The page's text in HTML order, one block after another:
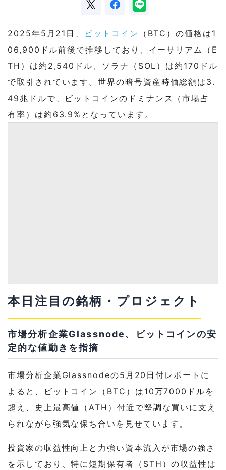
2025年5月21日、 ビットコイン
（BTC）の価格は1
06,900ドル前後で推移しており、イーサリアム（E
TH）は約2,540ドル、ソラナ（SOL）は約170ドル
で取引されています。世界の暗号資産時価総額は3.
49兆ドルで、ビットコインのドミナンス（市場占
有率）は約63.9%となっています。
本日注目の銘柄・プロジェクト
市場分析企業Glassnode、ビットコインの安
定的な値動きを指摘
市場分析企業Glassnodeの5月20日付レポートに
よると、ビットコイン（BTC）は10万7000ドルを
超え、史上最高値（ATH）付近で堅調な買いに支え
られながら強気な保ち合いを見せています。
投資家の収益性向上と力強い資本流入が市場の強さ
を示しており、特に短期保有者（STH）の収益性は